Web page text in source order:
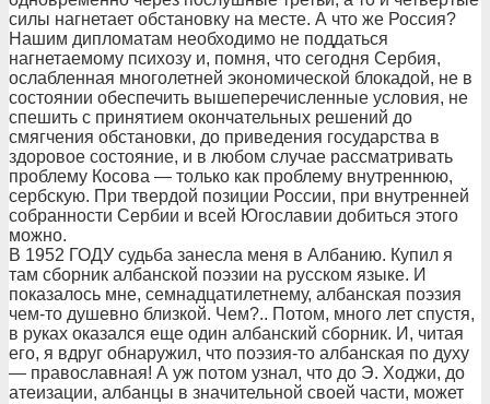
силы нагнетает обстановку на месте. А что же Россия?
Нашим дипломатам необходимо не поддаться
нагнетаемому психозу и, помня, что сегодня Сербия,
ослабленная многолетней экономической блокадой, не в
состоянии обеспечить вышеперечисленные условия, не
спешить с принятием окончательных решений до
смягчения обстановки, до приведения государства в
здоровое состояние, и в любом случае рассматривать
проблему Косова — только как проблему внутреннюю,
сербскую. При твердой позиции России, при внутренней
собранности Сербии и всей Югославии добиться этого
можно.
В 1952 ГОДУ судьба занесла меня в Албанию. Купил я
там сборник албанской поэзии на русском языке. И
показалось мне, семнадцатилетнему, албанская поэзия
чем-то душевно близкой. Чем?.. Потом, много лет спустя,
в руках оказался еще один албанский сборник. И, читая
его, я вдруг обнаружил, что поэзия-то албанская по духу
— православная! А уж потом узнал, что до Э. Ходжи, до
атеизации, албанцы в значительной своей части, может